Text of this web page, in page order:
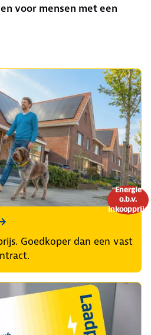
voor mensen met een
Energie
o.b.v.
inkoopprijs
Goedkoper dan een vast